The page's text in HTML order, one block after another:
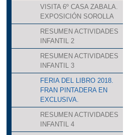
VISITA 6º CASA ZABALA.
EXPOSICIÓN SOROLLA
RESUMEN ACTIVIDADES
INFANTIL 2
RESUMEN ACTIVIDADES
INFANTIL 3
FERIA DEL LIBRO 2018.
FRAN PINTADERA EN
EXCLUSIVA.
RESUMEN ACTIVIDADES
INFANTIL 4